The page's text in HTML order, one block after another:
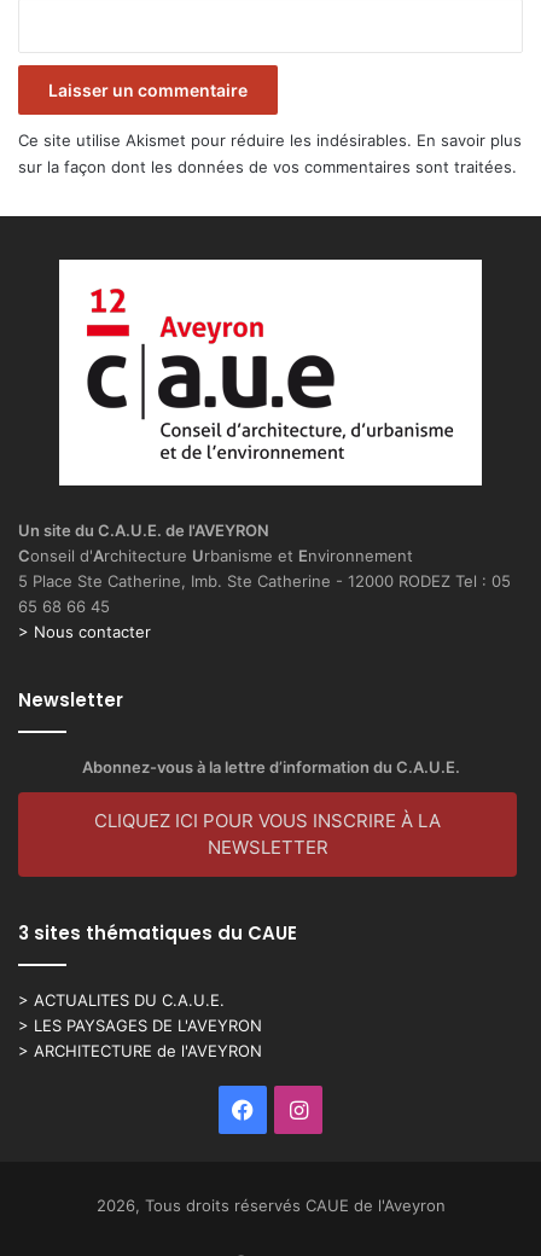
Ce site utilise Akismet pour réduire les indésirables. En savoir plus
sur la façon dont les données de vos commentaires sont traitées.
Un site du C.A.U.E. de l'AVEYRON
Conseil d'Architecture Urbanisme et Environnement
5 Place Ste Catherine, Imb. Ste Catherine - 12000 RODEZ Tel : 05
65 68 66 45
> Nous contacter
Newsletter
Abonnez-vous à la lettre d’information du C.A.U.E.
CLIQUEZ ICI POUR VOUS INSCRIRE À LA
NEWSLETTER
3 sites thématiques du CAUE
> ACTUALITES DU C.A.U.E.
> LES PAYSAGES DE L'AVEYRON
> ARCHITECTURE de l'AVEYRON
FacebookInstagram
2026, Tous droits réservés CAUE de l'Aveyron